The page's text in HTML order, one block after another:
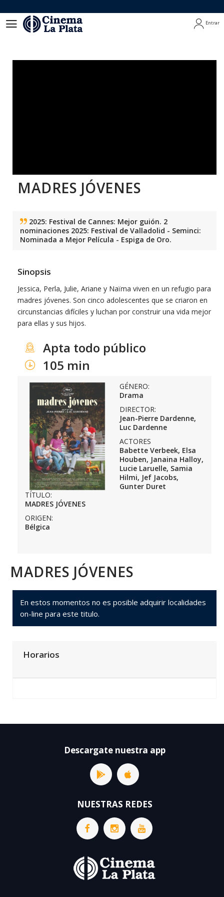
Entrar
MADRES JÓVENES
2025: Festival de Cannes: Mejor guión. 2
nominaciones 2025: Festival de Valladolid - Seminci:
Nominada a Mejor Película - Espiga de Oro.
Sinopsis
Jessica, Perla, Julie, Ariane y Naïma viven en un refugio para
madres jóvenes. Son cinco adolescentes que se criaron en
circunstancias difíciles y luchan por construir una vida mejor
para ellas y sus hijos.
Apta todo público
105 min
TÍTULO:
MADRES JÓVENES
ORIGEN:
Bélgica
GÉNERO:
Drama
DIRECTOR:
Jean-Pierre Dardenne,
Luc Dardenne
ACTORES
Babette Verbeek, Elsa
Houben, Janaina Halloy,
Lucie Laruelle, Samia
Hilmi, Jef Jacobs,
Gunter Duret
MADRES JÓVENES
En estos momentos no es posible adquirir localidades
on-line para este titulo.
Horarios
Descargate nuestra app
NUESTRAS REDES